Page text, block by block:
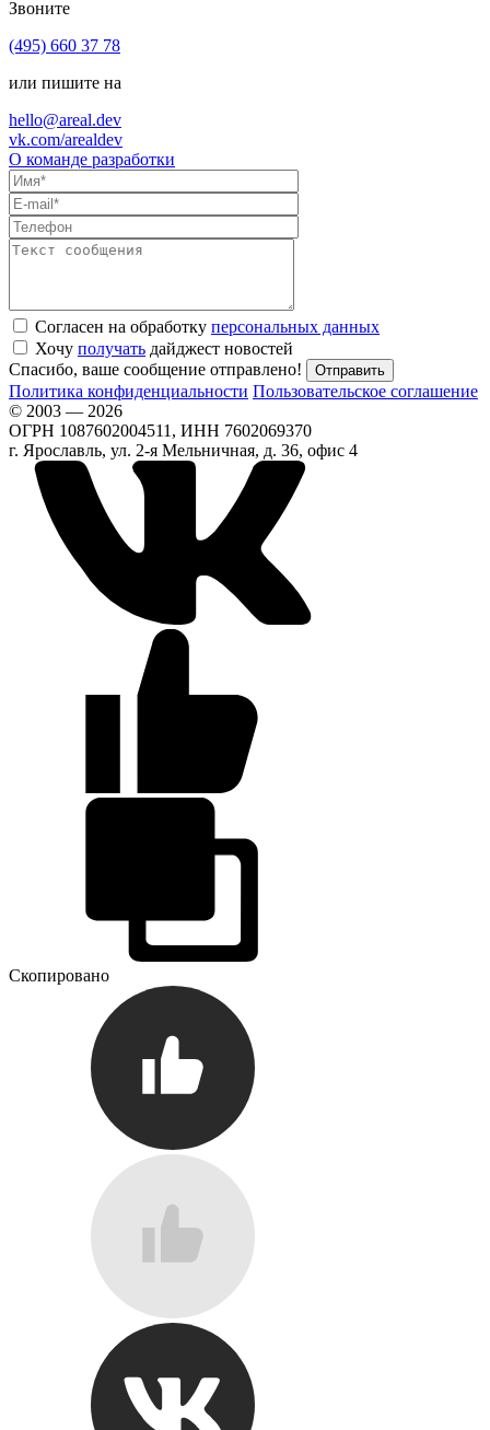
Звоните
(495) 660 37 78
или пишите на
hello@areal.dev
vk.com/arealdev
О команде разработки
Согласен на обработку персональных данных
Хочу получать дайджест новостей
Спасибо, ваше сообщение отправлено!
Политика конфиденциальности Пользовательское соглашение
© 2003 — 2026
ОГРН 1087602004511, ИНН 7602069370
г. Ярославль, ул. 2-я Мельничная, д. 36, офис 4
Скопировано